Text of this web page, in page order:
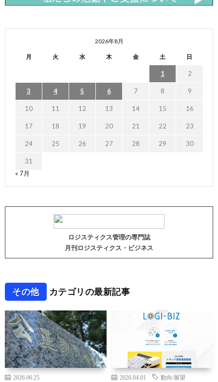
2026年8月
月 火 水 木 金 土 日
1 2
3 4 5 6 7 8 9
10 11 12 13 14 15 16
17 18 19 20 21 22 23
24 25 26 27 28 29 30
31
« 7月
ロジスティクス管理の専門誌
月刊ロジスティクス・ビジネス
その他 カテゴリの最新記事
2026.06.25
2026.04.01 動向/展望